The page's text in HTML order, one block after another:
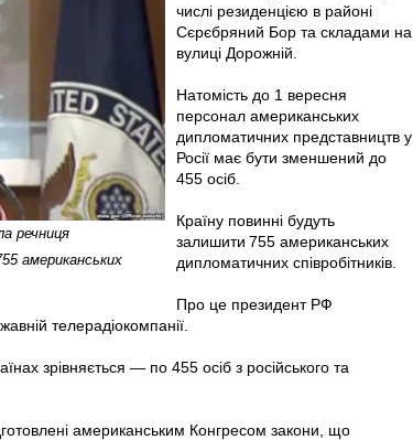
речниця
американських
числі резиденцією в районі
Сєрєбряний Бор та складами на
вулиці Дорожній.
Натомість до 1 вересня
персонал американських
дипломатичних представництв у
Росії має бути зменшений до
455 осіб.
Країну повинні будуть
залишити 755 американських
дипломатичних співробітників.
Про це президент РФ
телерадіокомпанії.
зрівняється — по 455 осіб з російського та
американським Конгресом закони, що